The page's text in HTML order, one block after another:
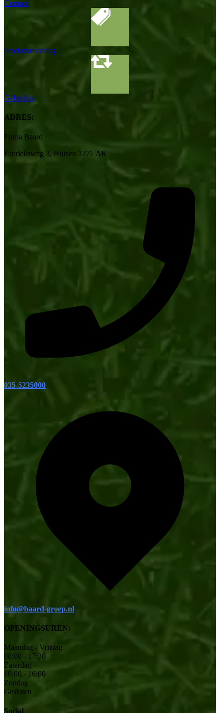
Contact
Productaanvraag
Gebruikte
ADRES:
Firma Baard
Fabrieksweg 3, Huizen 1271 AK
035-5235000
info@baard-groep.nl
OPENINGSUREN:
Maandag - Vrijdag
08:00 - 17:30
Zaterdag
10:00 - 16:00
Zondag
Gesloten
Social